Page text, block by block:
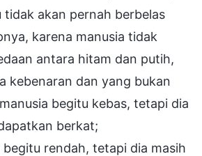
tidak akan pernah berbelas
karena manusia tidak
antara hitam dan putih,
kebenaran dan yang bukan
begitu kebas, tetapi dia
berkat;
begitu rendah, tetapi dia masih